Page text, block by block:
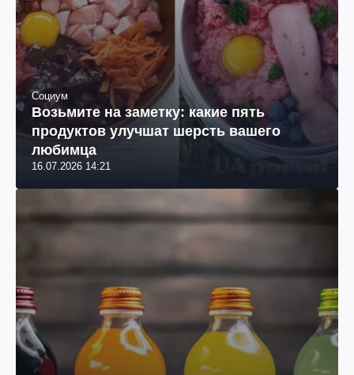
Социум
Возьмите на заметку: какие пять
продуктов улучшат шерсть вашего
любимца
16.07.2026 14:21